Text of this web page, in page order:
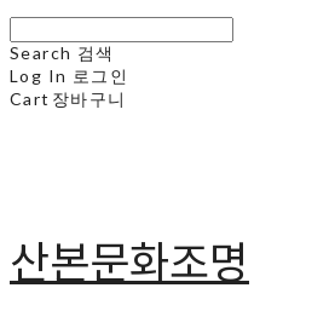
Search 검색
Log In 로그인
Cart 장바구니
산본문화조명